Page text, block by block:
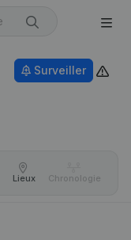
Surveiller
Lieux Chronologie